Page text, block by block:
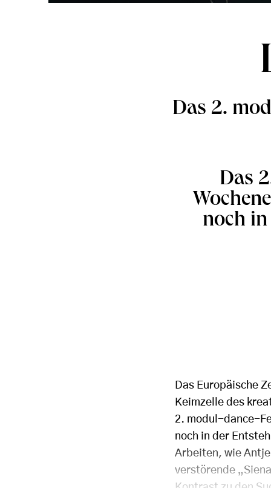
Das 2.
Das
noch in
Das Europäische
Keimzelle des
2. modul-dance-
noch in der
Arbeiten, wie
verstörende